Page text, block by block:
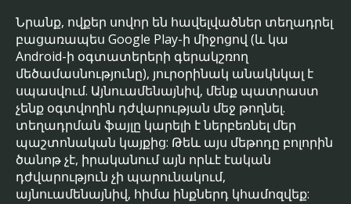
Նրանք, ովքեր սովոր են հավելվածներ տեղադրել
բացառապես Google Play-ի միջոցով (և կա
Android-ի օգտատերերի գերակշռող
մեծամասնությունը), յուրօրինակ անակնկալ է
սպասվում. Այնուամենայնիվ, մենք պատրաստ
չենք օգտվողին դժվարության մեջ թողնել.
տեղադրման ֆայլը կարելի է ներբեռնել մեր
պաշտոնական կայքից: Թեև այս մեթոդը բոլորին
ծանոթ չէ, իրականում այն ​​որևէ էական
դժվարություն չի պարունակում,
այնուամենայնիվ, հիմա ինքներդ կհամոզվեք: